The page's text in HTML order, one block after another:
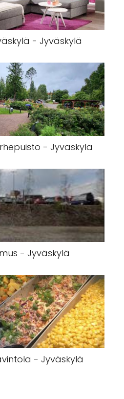
- Jyväskylä
- Jyväskylä
- Jyväskylä
- Jyväskylä